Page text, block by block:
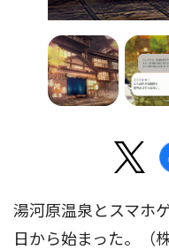
湯河原温泉とスマホ
日から始まった。（